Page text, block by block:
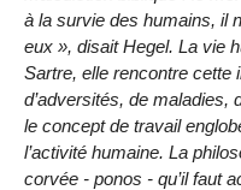
à la survie des humains, il
eux », disait Hegel. La vie
Sartre, elle rencontre cette
d’adversités, de maladies,
le concept de travail
l’activité humaine. La
corvée - ponos - qu’il faut